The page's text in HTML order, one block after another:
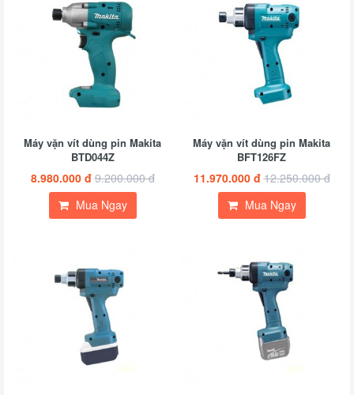
Máy vặn vít dùng pin Makita
BTD044Z
8.980.000 đ 9.200.000 đ
Mua Ngay
Máy vặn vít dùng pin Makita
BFT126FZ
11.970.000 đ 12.250.000 đ
Mua Ngay